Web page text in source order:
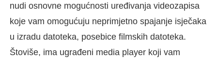
nudi osnovne mogućnosti uređivanja videozapisa
koje vam omogućuju neprimjetno spajanje isječaka
u izradu datoteka, posebice filmskih datoteka.
Štoviše, ima ugrađeni media player koji vam